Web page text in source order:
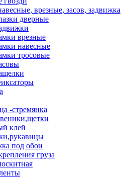
врезные, засов, задвижка
дверные
врезные
навесные
тросовые
-стремянка
клей
под обои
груза